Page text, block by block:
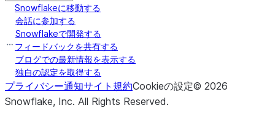
Snowflakeに移動する
会話に参加する
Snowflakeで開発する
フィードバックを共有する
ブログでの最新情報を表示する
独自の認定を取得する
プライバシー通知サイト規約Cookieの設定© 2026
Snowflake, Inc. All Rights Reserved.